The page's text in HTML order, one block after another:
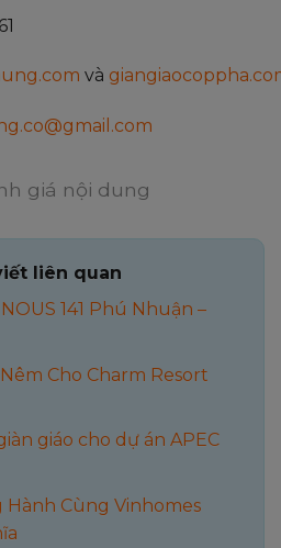
và
giá nội dung
liên quan
141 Phú Nhuận –
Cho Charm Resort
giáo cho dự án APEC
Hành Cùng Vinhomes